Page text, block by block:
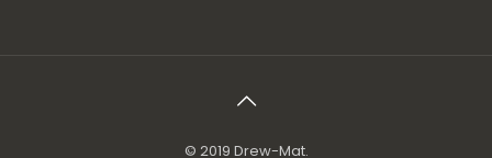
© 2019 Drew-Mat.